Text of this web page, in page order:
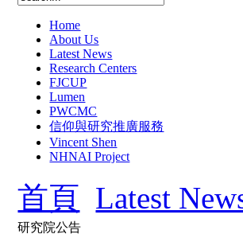
Home
About Us
Latest News
Research Centers
FJCUP
Lumen
PWCMC
信仰與研究推廣服務
Vincent Shen
NHNAI Project
首頁 Latest
研究院公告